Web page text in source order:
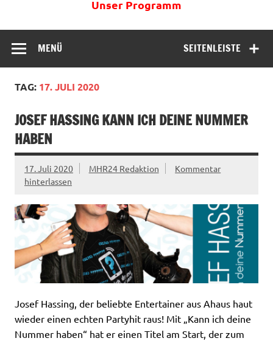
Unser Programm
SEITENLEISTE
MENÜ
TAG: 17. JULI 2020
JOSEF HASSING KANN ICH DEINE NUMMER
HABEN
17. Juli 2020 MHR24 Redaktion
Kommentar
hinterlassen
Josef Hassing, der beliebte Entertainer aus Ahaus haut
wieder einen echten Partyhit raus! Mit „Kann ich deine
Nummer haben“ hat er einen Titel am Start, der zum